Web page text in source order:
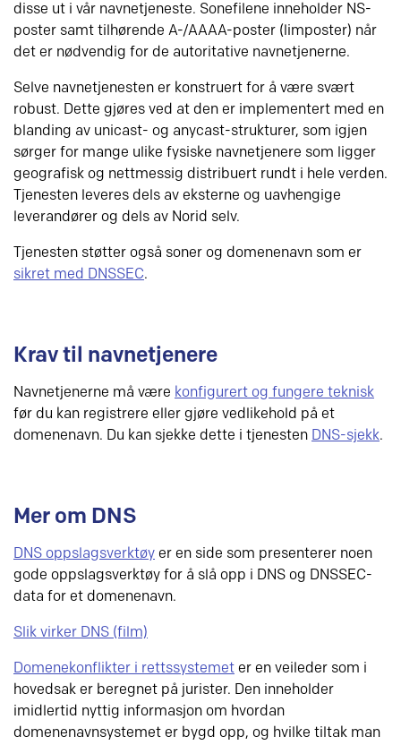
disse ut i vår navnetjeneste. Sonefilene inneholder NS-
poster samt tilhørende A-/AAAA-poster (limposter) når
det er nødvendig for de autoritative navnetjenerne.
Selve navnetjenesten er konstruert for å være svært
robust. Dette gjøres ved at den er implementert med en
blanding av unicast- og anycast-strukturer, som igjen
sørger for mange ulike fysiske navnetjenere som ligger
geografisk og nettmessig distribuert rundt i hele verden.
Tjenesten leveres dels av eksterne og uavhengige
leverandører og dels av Norid selv.
Tjenesten støtter også soner og domenenavn som er
sikret med DNSSEC.
Krav til navnetjenere
Navnetjenerne må være konfigurert og fungere teknisk
før du kan registrere eller gjøre vedlikehold på et
domenenavn. Du kan sjekke dette i tjenesten DNS-sjekk.
Mer om DNS
DNS oppslagsverktøy er en side som presenterer noen
gode oppslagsverktøy for å slå opp i DNS og DNSSEC-
data for et domenenavn.
Slik virker DNS (film)
Domenekonflikter i rettssystemet er en veileder som i
hovedsak er beregnet på jurister. Den inneholder
imidlertid nyttig informasjon om hvordan
domenenavnsystemet er bygd opp, og hvilke tiltak man